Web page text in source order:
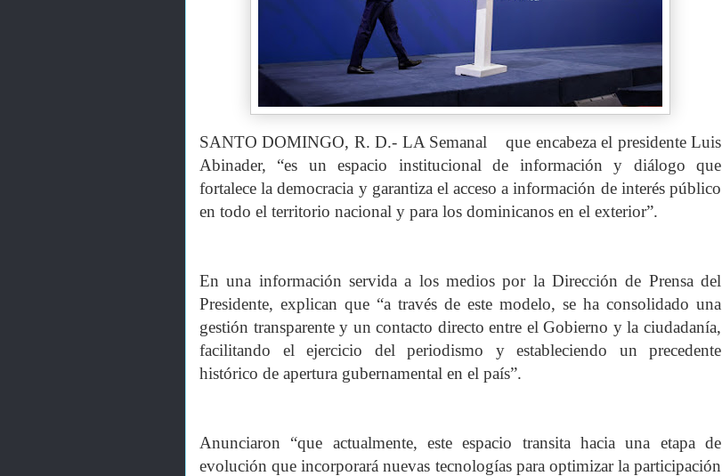
SANTO DOMINGO, R. D.- LA Semanal
que encabeza el presidente Luis
Abinader, “es un espacio institucional de información y diálogo que
fortalece la democracia y garantiza el acceso a información de interés público
en todo el territorio nacional y para los dominicanos en el exterior”.
En una información servida a los medios por la Dirección de Prensa del
Presidente, explican que “a través de este modelo, se ha consolidado una
gestión transparente y un contacto directo entre el Gobierno y la ciudadanía,
facilitando el ejercicio del periodismo y estableciendo un precedente
histórico de apertura gubernamental en el país”.
Anunciaron “que actualmente, este espacio transita hacia una etapa de
evolución que incorporará nuevas tecnologías para optimizar la participación